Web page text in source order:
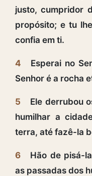
justo, cumpridor
propósito; e tu
confia em ti.
4
Esperai no
Senhor é a rocha
5
Ele derrubou
humilhar a
terra, até fazê-la
6
Hão de pisá-
as passadas dos